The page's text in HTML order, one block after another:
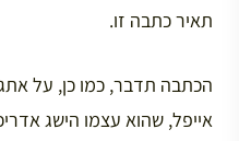
תאיר כתבה זו.
הכתבה תדבר, כמו כן, על
אייפל, שהוא עצמו הישג